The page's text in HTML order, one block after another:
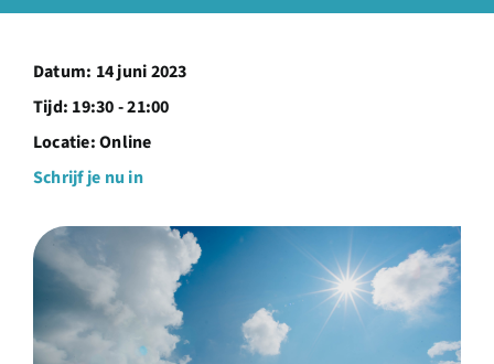
Veganisme
Doe ook mee
Over ons
Datum: 14 juni 2023
Tijd: 19:30 - 21:00
Locatie:Online
Schrijf je nu in